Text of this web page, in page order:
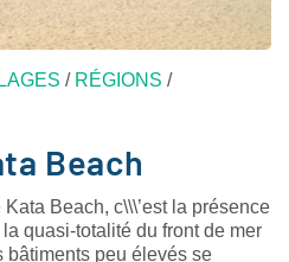
/ RÉGIONS /
Beach
Beach, c\\\’est la présence
quasi-totalité du front de mer
bâtiments peu élevés se